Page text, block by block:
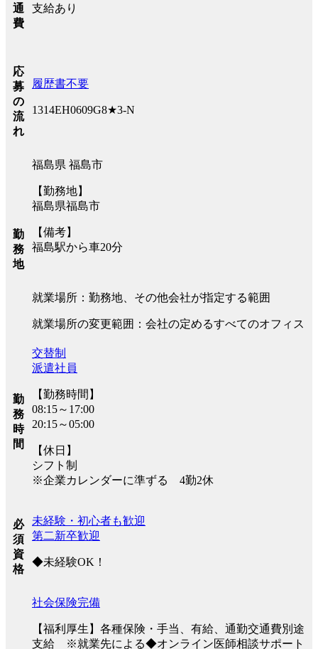
通
費
支給あり
応
募
の
流
れ
履歴書不要
1314EH0609G8★3-N
勤
務
地
福島県 福島市
【勤務地】
福島県福島市
【備考】
福島駅から車20分
就業場所：勤務地、その他会社が指定する範囲
就業場所の変更範囲：会社の定めるすべてのオフィス
勤
務
時
間
交替制
派遣社員
【勤務時間】
08:15～17:00
20:15～05:00
【休日】
シフト制
※企業カレンダーに準ずる 4勤2休
必
須
資
格
未経験・初心者も歓迎
第二新卒歓迎
◆未経験OK！
社会保険完備
【福利厚生】各種保険・手当、有給、通勤交通費別途
支給 ※就業先による◆オンライン医師相談サポート